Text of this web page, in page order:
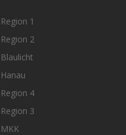
Region 1
Region 2
Blaulicht
Hanau
Region 4
Region 3
MKK